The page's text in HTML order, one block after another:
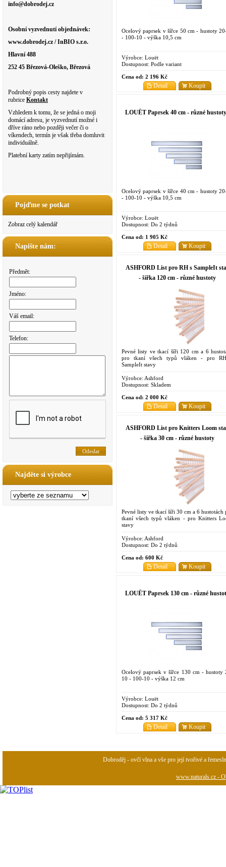
info@dobrodej.cz
Osobní vyzvednutí objednávek:
www.dobrodej.cz / InBIO s.r.o.
Hlavní 488
252 45 Březová-Oleško, Březová
Podrobný popis cesty najdete v
rubrice Kontakt
Vzhledem k tomu, že se jedná o moji
domácí adresu, je vyzvednutí možné i
dříve ráno nebo později večer či o
víkendech, termín je však třeba domluvit
individuálně.
Platební karty zatím nepřijímám.
Pojďme se potkat
Zobraz celý kalendář
Napište nám:
Předmět:
Jméno:
Váš email:
Telefon:
Najděte si výrobce
Ocelový paprsek v šířce 50 cm - hustoty
- 100-10 - výška 10,5 cm
Výrobce: Louët
Dostupnost: Podle variant
Cena od: 2 196 Kč
Koupit
Detail
LOUËT Paprsek 40 cm - různé hustoty
Ocelový paprsek v šířce 40 cm - hustoty
- 100-10 - výška 10,5 cm
Výrobce: Louët
Dostupnost: Do 2 týdnů
Cena od: 1 905 Kč
Koupit
Detail
ASHFORD List pro RH s SampleIt
- šířka 120 cm - různé hustoty
Pevné listy ve tkací šíři 120 cm a 6
pro tkaní všech typů vláken - pro
SampleIt stavy
Výrobce: Ashford
Dostupnost: Skladem
Cena od: 2 000 Kč
Koupit
Detail
ASHFORD List pro Knitters Loom
- šířka 30 cm - různé hustoty
Pevné listy ve tkací šíři 30 cm a 6 hustotách
tkaní všech typů vláken - pro Knitters
stavy
Výrobce: Ashford
Dostupnost: Do 2 týdnů
Cena od: 600 Kč
Koupit
Detail
LOUËT Paprsek 130 cm - různé
Ocelový paprsek v šířce 130 cm - hustoty
10 - 100-10 - výška 12 cm
Výrobce: Louët
Dostupnost: Do 2 týdnů
Cena od: 5 317 Kč
Koupit
Detail
Dobroděj - ovčí vlna a vše pro její tvořivé a
www.naturals.cz -